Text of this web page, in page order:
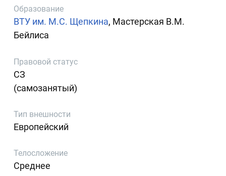
Образование
ВТУ им. М.С. Щепкина, Мастерская В.М.
Бейлиса
Правовой статус
СЗ
(самозанятый)
Тип внешности
Европейский
Телосложение
Среднее